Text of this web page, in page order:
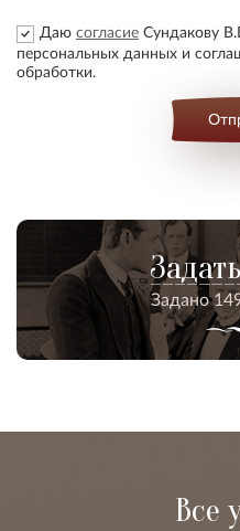
Даю согласие Сундакову
персональных данных и
обработки.
Задано
Все